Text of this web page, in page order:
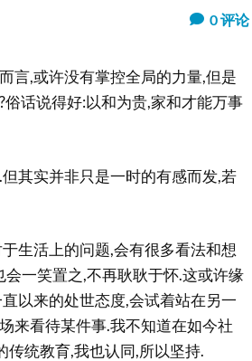
0评论
言,或许没有掌控全局的力量,但是
话说得好:以和为贵,家和才能万事
其实并非只是一时的有感而发,若
生活上的问题,会有很多看法和想
一笑置之,不再耿耿于怀.这或许缘
以来的处世态度,会试着站在另一
来看待某件事.我不知道在如今社
统教育,我也认同,所以坚持.